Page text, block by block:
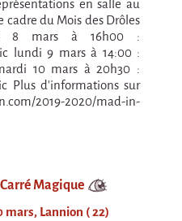
Relecq Kerhuon
en salle au
cadre du Mois des Drôles
8 mars à 16h00 :
lundi 9 mars à 14:00 :
10 mars à 20h30 :
Plus d'informations sur
2019-2020/mad-in-
Magique
Lannion ( 22)